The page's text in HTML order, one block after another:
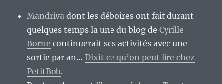
Mandriva dont les déboires ont fait durant
quelques temps la une du blog deCyrille
Borne continuerait ses activités avec une
sortie par an… Dixit ce qu’on peut lire chez
PetitBob.